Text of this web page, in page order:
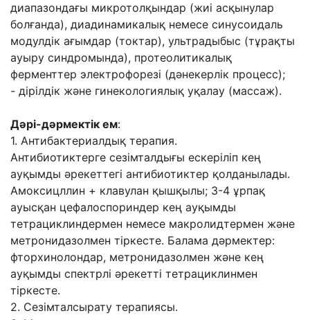
диапазондағы микротолқындар (жиі асқынулар
болғанда), диадинамикалық немесе синусоидаль
модулдік ағымдар (токтар), ультрадыбыс (тұрақты
ауыру синдромында), протеолитикалық
ферменттер электрофорезі (дəнекерлік процесс);
- дірілдік жəне гинекологиялық уқалау (массаж).
Дəрі-дəрмектік ем:
1. Антибактериалдық терапия.
Антибиотиктерге сезімталдығы ескеріліп кең
ауқымды əрекеттегі антибиотиктер қолданылады.
Амоксицллин + клавулан қышқылы; 3-4 ұрпақ
ауысқан цефалоспориндер кең ауқымды
тетрациклиндермен немесе макролидтермен жəне
метронидазолмен тіркесте. Балама дəрмектер:
фторхинолондар, метронидазолмен жəне кең
ауқымды спектрлі əрекетті тетрациклинмен
тіркесте.
2. Сезімталсырату терапиясы.